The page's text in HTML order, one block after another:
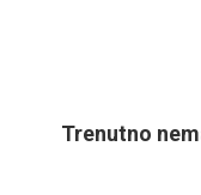
Trenutno